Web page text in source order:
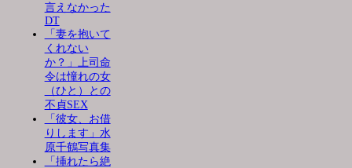
言えなかった
DT
「妻を抱いて
くれない
か？」上司命
令は憧れの女
（ひと）との
不貞SEX
「彼女、お借
りします」水
原千鶴写真集
「挿れたら絶